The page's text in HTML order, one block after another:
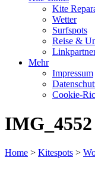
Kite
Wetter
Surfspots
Reise &
Mehr
Impressum
Cookie-
IMG_4552
Home > Kitespots >